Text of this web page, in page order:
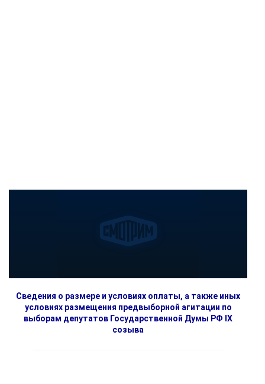
Сведения о размере и условиях оплаты, а также иных
условиях размещения предвыборной агитации по
выборам депутатов Государственной Думы РФ IX
созыва